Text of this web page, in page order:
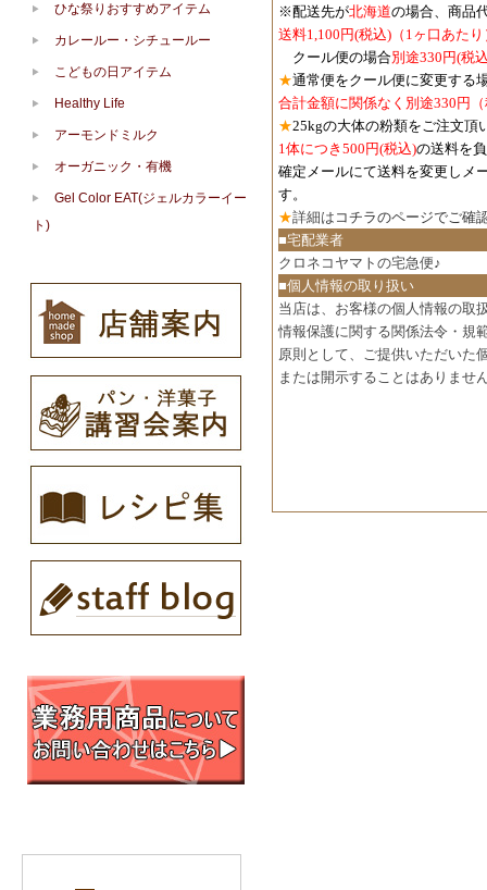
※配送先が北海道の場合、商品
送料1,100円(税込) （1ヶ口あた
クール便の場合別途330円(税
★通常便をクール便に変更する
合計金額に関係なく別途330円
★25kgの大体の粉類をご注文頂
1体につき500円(税込)の送料を
確定メールにて送料を変更しメ
す。
★詳細は コチラのページでご確
■宅配業者
クロネコヤマトの宅急便♪
■個人情報の取り扱い
当店は、お客様の個人情報の取
情報保護に関する関係法令・規
原則として、ご提供いただいた
または開示することはありませ
ひな祭りおすすめアイテム
カレールー・シチュールー
こどもの日アイテム
Healthy Life
アーモンドミルク
オーガニック・有機
Gel Color EAT(ジェルカラーイー
ト)